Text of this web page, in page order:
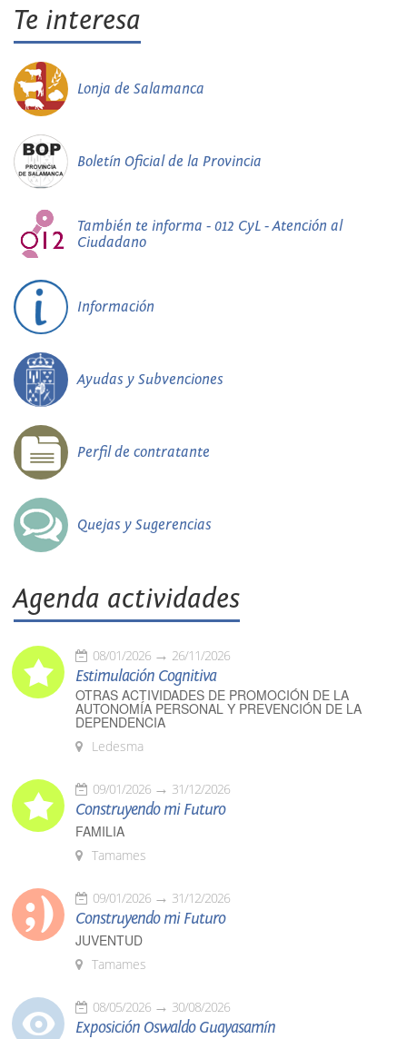
Te interesa
Lonja de Salamanca
Boletín Oficial de la Provincia
También te informa - 012 CyL - Atención al
Ciudadano
Información
Ayudas y Subvenciones
Perfil de contratante
Quejas y Sugerencias
Agenda actividades
08/01/2026 26/11/2026
Estimulación Cognitiva
OTRAS ACTIVIDADES DE PROMOCIÓN DE LA
AUTONOMÍA PERSONAL Y PREVENCIÓN DE LA
DEPENDENCIA
Ledesma
09/01/2026 31/12/2026
Construyendo mi Futuro
FAMILIA
Tamames
09/01/2026 31/12/2026
Construyendo mi Futuro
JUVENTUD
Tamames
08/05/2026 30/08/2026
Exposición Oswaldo Guayasamín